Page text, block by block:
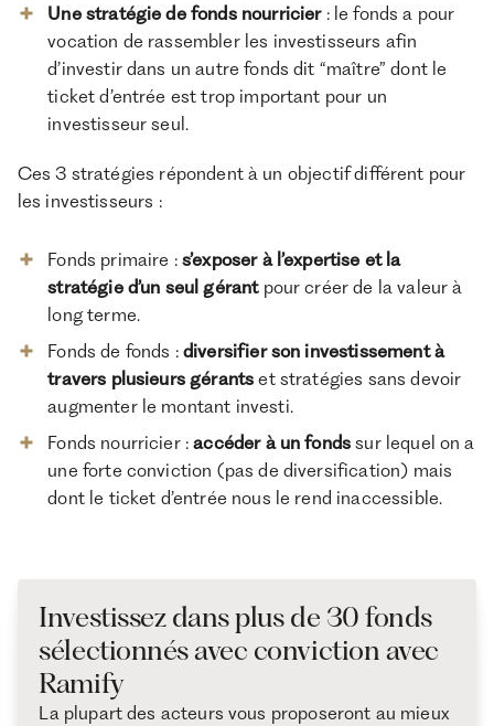
Une stratégie de fonds nourricier: le fonds a pour
vocation de rassembler les investisseurs afin
d’investir dans un autre fonds dit “maître” dont le
ticket d’entrée est trop important pour un
investisseur seul.
Ces 3 stratégies répondent à un objectif différent pour
les investisseurs :
Fonds primaire : s’exposer à l’expertise et la
stratégie d’un seul gérantpour créer de la valeur à
long terme.
Fonds de fonds : diversifier son investissement à
travers plusieurs gérants et stratégies sans devoir
augmenter le montant investi.
Fonds nourricier :accéder à un fonds sur lequel on a
une forte conviction (pas de diversification) mais
dont le ticket d’entrée nous le rend inaccessible.
Investissez dans plus de 30 fonds
sélectionnés avec conviction avec
Ramify
La plupart des acteurs vous proposeront au mieux